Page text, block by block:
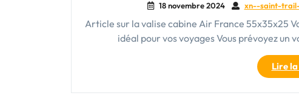
18 novembre 2024 xn--saint-
Article sur la valise cabine Air France 55x35x25
idéal pour vos voyages Vous prévoyez un
Lire